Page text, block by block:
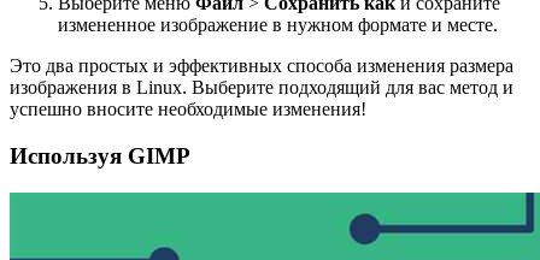
измененное изображение в нужном формате и месте.
Это два простых и эффективных способа изменения размера
изображения в Linux. Выберите подходящий для вас метод и
успешно вносите необходимые изменения!
Используя GIMP